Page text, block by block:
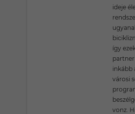
ideje
így
partner
inkább
városi
vonz.